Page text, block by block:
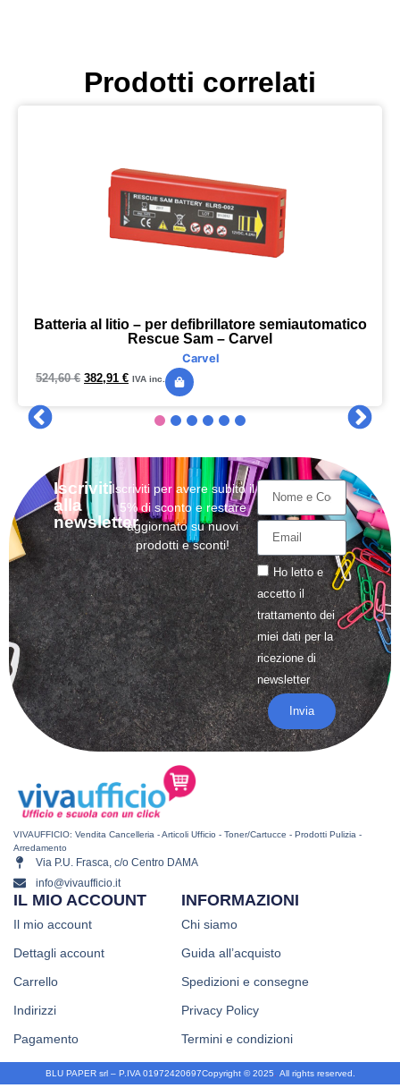
Prodotti correlati
Batteria al litio – per defibrillatore semiautomatico
Rescue Sam – Carvel
Carvel
524,60€ 382,91 € IVA inc.
Iscriviti
alla
newsletter
Iscriviti per avere subito il
5% di sconto e restare
aggiornato su nuovi
prodotti e sconti!
Ho letto e
accetto il
trattamentodei
miei dati per la
ricezione di
newsletter
Invia
VIVAUFFICIO: Vendita Cancelleria - Articoli Ufficio - Toner/Cartucce - Prodotti Pulizia -
Arredamento
Via P.U. Frasca, c/o Centro DAMA
info@vivaufficio.it
INFORMAZIONI
Chi siamo
Guida all’acquisto
Spedizioni e consegne
Privacy Policy
Termini e condizioni
IL MIO ACCOUNT
Il mio account
Dettagli account
Carrello
Indirizzi
Pagamento
Copyright © 2025. All rights reserved.
BLU PAPER srl – P.IVA 01972420697